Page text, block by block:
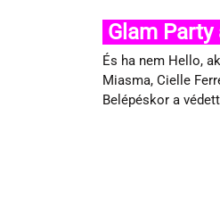
Glam
És ha nem Hello,
Miasma, Cielle
Belépéskor a